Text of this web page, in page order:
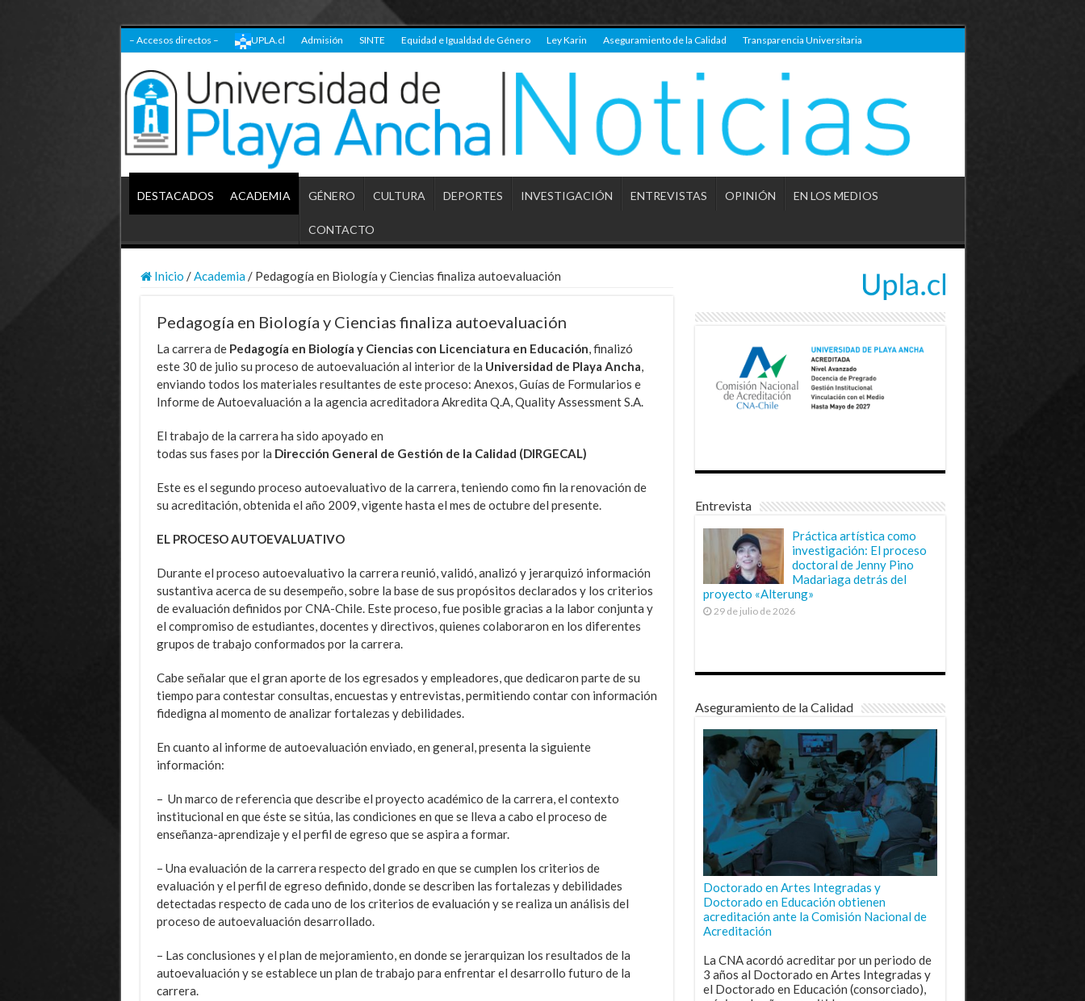
– Accesos directos – UPLA.cl Admisión SINTE Equidad e Igualdad de Género Ley Karin Aseguramiento de la Calidad Transparencia Universitaria
DESTACADOS ACADEMIA GÉNERO CULTURA DEPORTES INVESTIGACIÓN ENTREVISTAS OPINIÓN EN LOS MEDIOS
CONTACTO
Inicio / Academia / Pedagogía en Biología y Ciencias finaliza autoevaluación
Pedagogía en Biología y Ciencias finaliza autoevaluación
La carrera de Pedagogía en Biología y Ciencias con Licenciatura en Educación , finalizó
este 30 de julio su proceso de autoevaluación al interior de la Universidad de Playa Ancha
enviando todos los materiales resultantes de este proceso: Anexos, Guías de Formularios e
Informe de Autoevaluación a la agencia acreditadora Akredita Q.A, Quality Assessment S.A.
El trabajo de la carrera ha sido apoyado en
todas sus fases por la Dirección General de Gestión de la Calidad (DIRGECAL)
Este es el segundo proceso autoevaluativo de la carrera, teniendo como fin la renovación de
su acreditación, obtenida el año 2009, vigente hasta el mes de octubre del presente.
EL PROCESO AUTOEVALUATIVO
Durante el proceso autoevaluativo la carrera reunió, validó, analizó y jerarquizó información
sustantiva acerca de su desempeño, sobre la base de sus propósitos declarados y los criterios
de evaluación definidos por CNA-Chile. Este proceso, fue posible gracias a la labor conjunta y
el compromiso de estudiantes, docentes y directivos, quienes colaboraron en los diferentes
grupos de trabajo conformados por la carrera.
Cabe señalar que el gran aporte de los egresados y empleadores, que dedicaron parte de su
tiempo para contestar consultas, encuestas y entrevistas, permitiendo contar con información
fidedigna al momento de analizar fortalezas y debilidades.
En cuanto al informe de autoevaluación enviado, en general, presenta la siguiente
información:
– Un marco de referencia que describe el proyecto académico de la carrera, el contexto
institucional en que éste se sitúa, las condiciones en que se lleva a cabo el proceso de
enseñanza-aprendizaje y el perfil de egreso que se aspira a formar.
– Una evaluación de la carrera respecto del grado en que se cumplen los criterios de
evaluación y el perfil de egreso definido, donde se describen las fortalezas y debilidades
detectadas respecto de cada uno de los criterios de evaluación y se realiza un análisis del
proceso de autoevaluación desarrollado.
– Las conclusiones y el plan de mejoramiento, en donde se jerarquizan los resultados de la
autoevaluación y se establece un plan de trabajo para enfrentar el desarrollo futuro de la
carrera.
Entrevista
Práctica artística como
investigación: El proceso
doctoral de Jenny Pino
Madariaga detrás del
proyecto «Alterung»
29 de julio de 2026
Aseguramiento de la Calidad
Doctorado en Artes Integradas y
Doctorado en Educación obtienen
acreditación ante la Comisión Nacional de
Acreditación
La CNA acordó acreditar por un periodo de
3 años al Doctorado en Artes Integradas y
el Doctorado en Educación (consorciado),